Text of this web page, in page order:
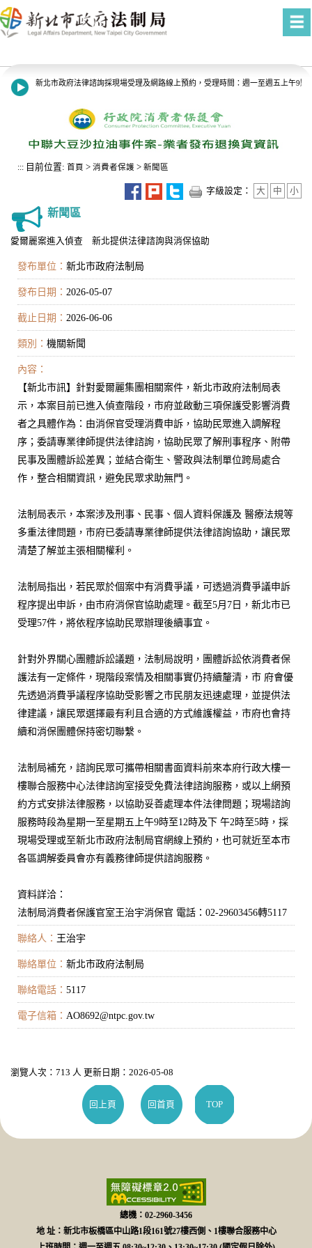
進入內容區塊
新北市政府法律諮詢採現場受理及網路線上預約，受理時間：週一至週五上午9
::: 目前位置: 首頁 > 消費者保護 > 新聞區
字級設定： 大 中 小
新聞區
愛爾麗案進入偵查 新北提供法律諮詢與消保協助
發布單位： 新北市政府法制局
發布日期： 2026-05-07
截止日期： 2026-06-06
類別： 機關新聞
內容：
【新北市訊】針對愛爾麗集團相關案件，新北市政府法制局表
示，本案目前已進入偵查階段，市府並啟動三項保護受影響消費
者之具體作為：由消保官受理消費申訴，協助民眾進入調解程
序；委請專業律師提供法律諮詢，協助民眾了解刑事程序、附帶
民事及團體訴訟差異；並結合衛生、警政與法制單位跨局處合
作，整合相關資訊，避免民眾求助無門。
法制局表示，本案涉及刑事、民事、個人資料保護及 醫療法規等
多重法律問題，市府已委請專業律師提供法律諮詢協助，讓民眾
清楚了解並主張相關權利。
法制局指出，若民眾於個案中有消費爭議，可透過消費爭議申訴
程序提出申訴，由市府消保官協助處理。截至5月7日，新北市已
受理57件，將依程序協助民眾辦理後續事宜。
針對外界關心團體訴訟議題，法制局說明，團體訴訟依消費者保
護法有一定條件，現階段案情及相關事實仍持續釐清，市 府會優
先透過消費爭議程序協助受影響之市民朋友迅速處理，並提供法
律建議，讓民眾選擇最有利且合適的方式維護權益，市府也會持
續和消保團體保持密切聯繫。
法制局補充，諮詢民眾可攜帶相關書面資料前來本府行政大樓一
樓聯合服務中心法律諮詢室接受免費法律諮詢服務，或以上網預
約方式安排法律服務，以協助妥善處理本件法律問題；現場諮詢
服務時段為星期一至星期五上午9時至12時及下 午2時至5時，採
現場受理或至新北市政府法制局官網線上預約，也可就近至本市
各區調解委員會亦有義務律師提供諮詢服務。
資料詳洽：
法制局消費者保護官室王治宇消保官 電話：02-29603456轉5117
聯絡人： 王治宇
聯絡單位： 新北市政府法制局
聯絡電話： 5117
電子信箱： AO8692@ntpc.gov.tw
瀏覽人次：713 人 更新日期：2026-05-08
回上頁 回首頁 TOP
總機：02-2960-3456
地 址：新北市板橋區中山路1段161號27樓西側、1樓聯合服務中心